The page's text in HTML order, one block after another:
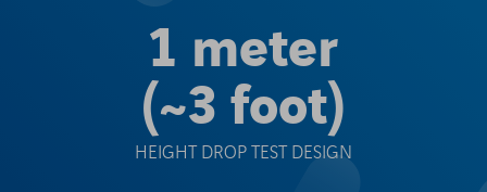
1 meter
(~3 foot)
HEIGHT DROP TEST DESIGN